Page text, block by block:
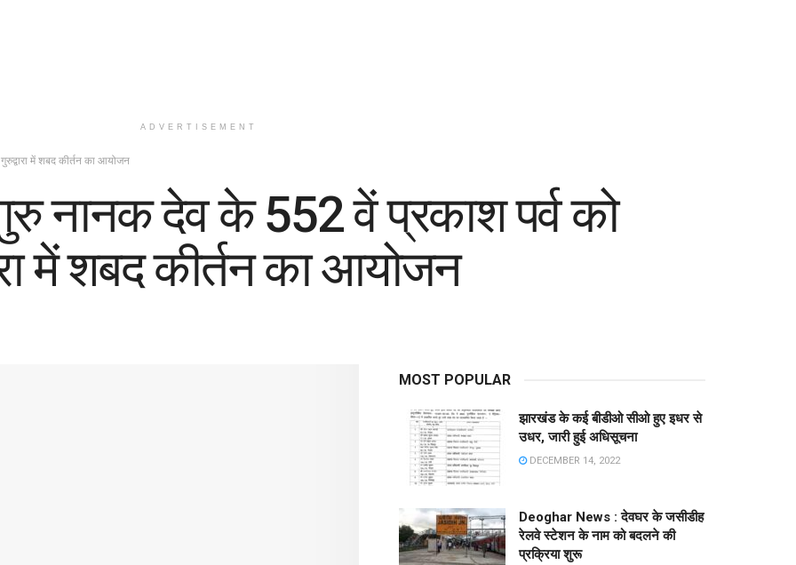
ADVERTISEMENT
में शबद कीर्तन का आयोजन
नानक देव के 552 वें प्रकाश पर्व को
में शबद कीर्तन का आयोजन
MOST POPULAR
झारखंड के कई बीडीओ सीओ हुए इधर से
उधर, जारी हुई अधिसूचना
DECEMBER 14, 2022
Deoghar News : देवघर के जसीडीह
रेलवे स्टेशन के नाम को बदलने की
प्रक्रिया शुरू